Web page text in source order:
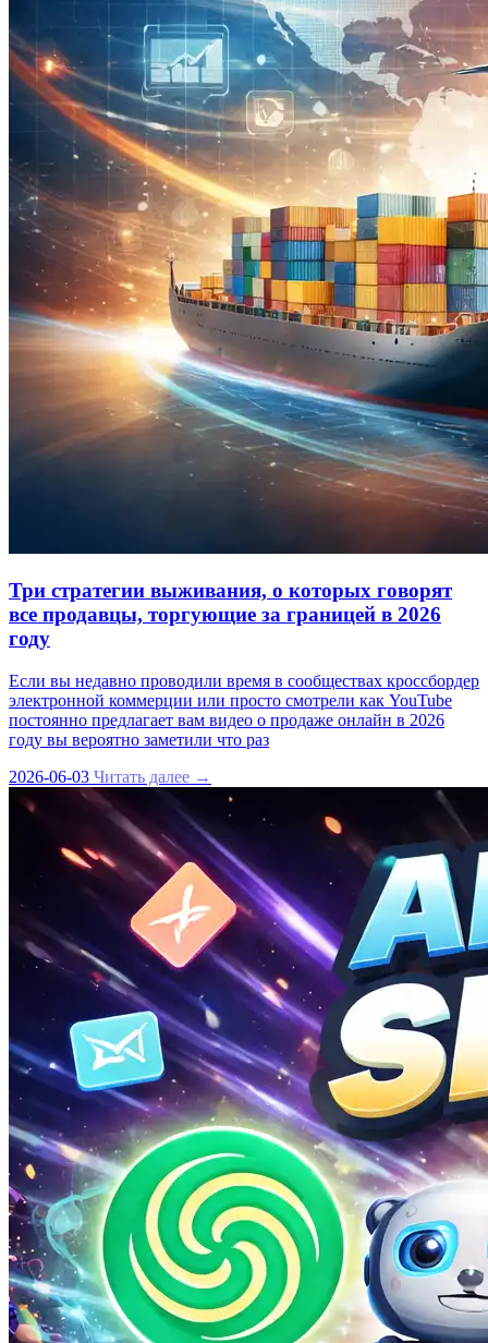
Три стратегии выживания, о которых говорят
все продавцы, торгующие за границей в 2026
году
Если вы недавно проводили время в сообществах кроссбордер
электронной коммерции или просто смотрели как YouTube
постоянно предлагает вам видео о продаже онлайн в 2026
году вы вероятно заметили что раз
2026-06-03 Читать далее →